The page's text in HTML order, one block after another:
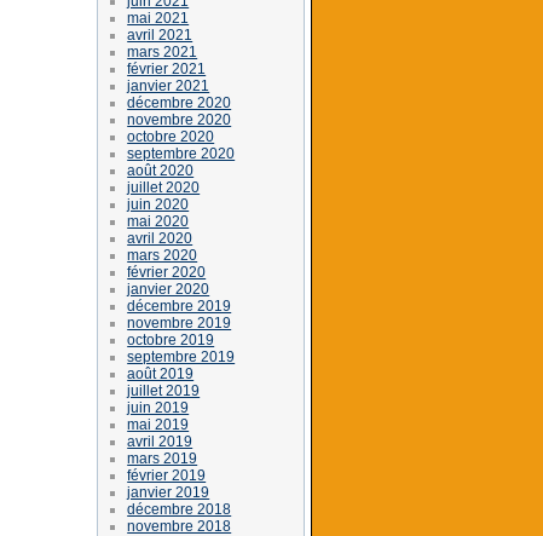
mai 2021
avril 2021
mars 2021
février 2021
janvier 2021
décembre 2020
novembre 2020
octobre 2020
septembre 2020
août 2020
juillet 2020
juin 2020
mai 2020
avril 2020
mars 2020
février 2020
janvier 2020
décembre 2019
novembre 2019
octobre 2019
septembre 2019
août 2019
juillet 2019
juin 2019
mai 2019
avril 2019
mars 2019
février 2019
janvier 2019
décembre 2018
novembre 2018